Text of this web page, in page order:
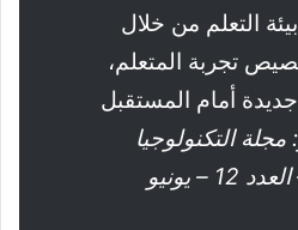
التعلم من خلال
تجربة المتعلم،
جديدة أمام المستقبل
التكنولوجيا
والتعليم الحديثة – العدد 12 – يونيو